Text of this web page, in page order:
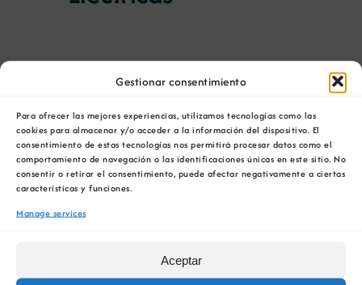
Gestionar consentimiento
Para ofrecer las mejores experiencias, utilizamos tecnologías como las
cookies para almacenar y/o acceder a la información del dispositivo. El
consentimiento de estas tecnologías nos permitirá procesar datos como el
comportamiento de navegación o las identificaciones únicas en este sitio. No
consentir o retirar el consentimiento, puede afectar negativamente a ciertas
características y funciones.
Manage services
Aceptar
Criptografía Cuántica:
Preparando ás
Empresas para o Futuro
da Ciberseguridade
10:00/11:00